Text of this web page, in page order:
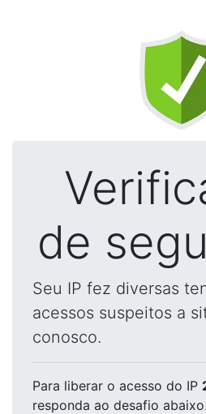
de
Seu IP fez diversas
acessos suspeitos a
conosco.
Para liberar o acesso do IP
responda ao desafio abaixo.